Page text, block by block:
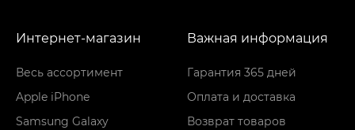
Интернет-магазин
Весь ассортимент
Apple iPhone
Samsung Galaxy
Важная информация
Гарантия 365 дней
Оплата и доставка
Возврат товаров